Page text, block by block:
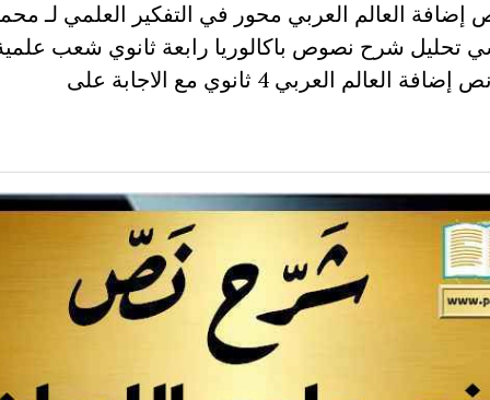
العالم العربي محور في التفكير العلمي لـ
تحليل شرح نصوص باكالوريا رابعة ثانوي شعب
العالم العربي 4 ثانوي مع الاجابة على